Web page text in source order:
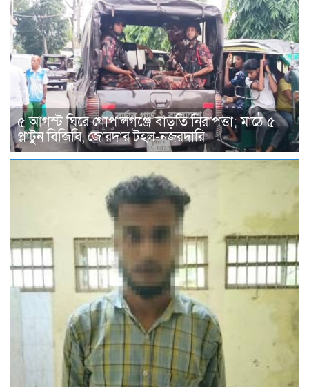
৫ আগস্ট ঘিরে গোপালগঞ্জে বাড়তি নিরাপত্তা; মাঠে ৫
প্লাটুন বিজিবি, জোরদার টহল-নজরদারি